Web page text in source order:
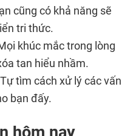
cũng có khả năng sẽ
tri thức.
khúc mắc trong lòng
tan hiểu nhầm.
tìm cách xử lý các vấn
bạn đấy.